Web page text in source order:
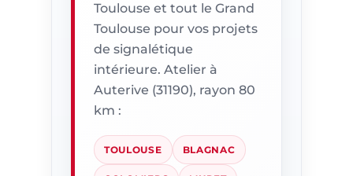
Toulouse et tout le Grand
Toulouse pour vos projets
de signalétique
intérieure. Atelier à
Auterive (31190), rayon 80
km :
TOULOUSE BLAGNAC